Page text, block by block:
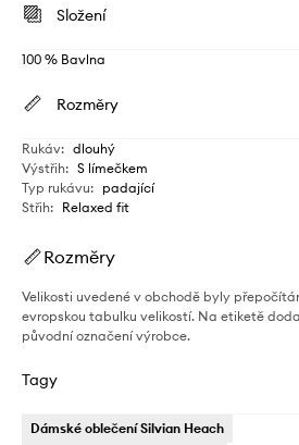
Složení
100 % Bavlna
Rozměry
Rukáv: dlouhý
Výstřih: S límečkem
Typ rukávu: padající
Střih: Relaxed fit
Rozměry
Velikosti uvedené v obchodě byly
evropskou tabulku velikostí. Na etiketě
původní označení výrobce.
Tagy
Dámské oblečení Silvian Heach